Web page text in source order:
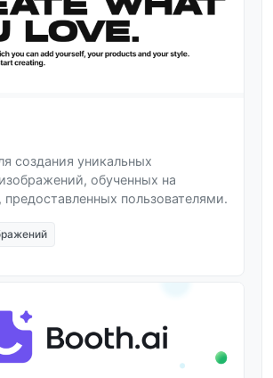
создания уникальных
обученных на
пользователями.